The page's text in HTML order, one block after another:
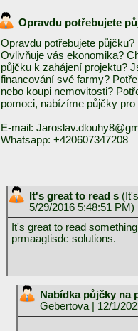
Opravdu potřebujete
Opravdu potřebujete půjčku?
Ovlivňuje vás ekonomika?
půjčku k zahájení projektu?
financování své farmy?
nebo koupi nemovitosti?
pomoci, nabízíme půjčky
E-mail:
Whatsapp: +420607347208
It's great to read s (
5/29/2016 5:48:51 PM)
It's great to read
prmaagtisdc solutions.
Nabídka půjčky na
Gebertova | 12/1/